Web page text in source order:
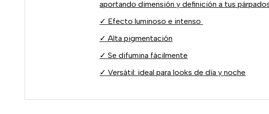
aportando dimensión y definición a tus
✓ Efecto luminoso e intenso
✓ Alta pigmentación
✓ Se difumina fácilmente
✓ Versátil: ideal para looks de día y noche